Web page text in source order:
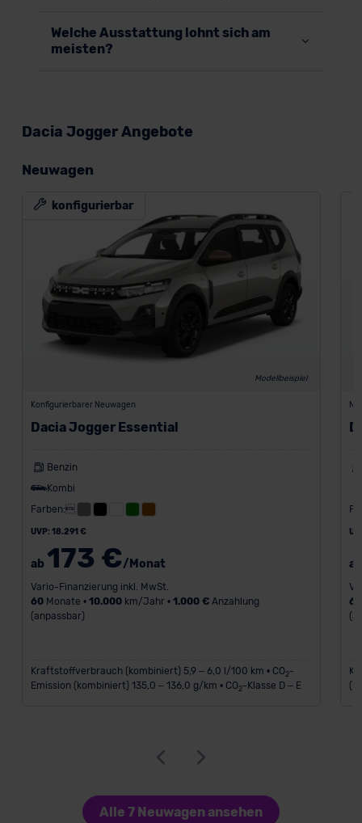
Welche Ausstattung lohnt sich am
meisten?
Dacia Jogger Angebote
Neuwagen
Modellbeispiel
konfigurierbar
Konfigurierbarer Neuwagen
Dacia Jogger Essential
Benzin
Kombi
Farben:
UVP: 18.291 €
ab 173 €/Monat
Vario-Finanzierung inkl. MwSt.
60Monate • 10.000km/Jahr • 1.000 €Anzahlung
(anpassbar)
Kraftstoffverbrauch (kombiniert) 5,9 – 6,0 l/100 km • CO 2-
Emission (kombiniert) 135,0 – 136,0 g/km • CO 2-Klasse D – E
60
Alle 7 Neuwagen ansehen